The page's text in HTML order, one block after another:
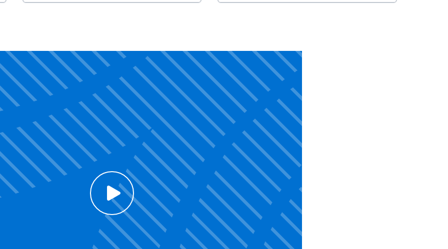
Voir la vidéo
Click to enable Youtube cookies and see content